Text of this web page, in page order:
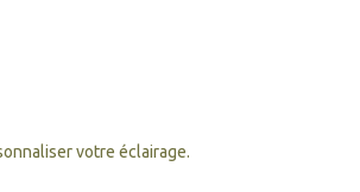
votre éclairage.